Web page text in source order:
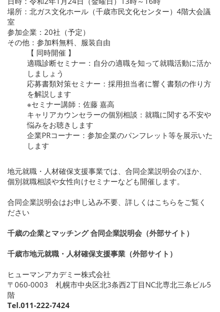
場所：北ガス文化ホール（千歳市民文化センター）4階大会議
室
参加企業：20社（予定）
その他：参加料無料、服装自由
【 同時開催 】
適職診断セミナー：自分の適職を知って就職活動に活か
しましょう
応募書類対策セミナー：採用担当者に響く書類の作り方
を解説します
※セミナー講師：佐藤 嘉高
キャリアカウンセラーの個別相談：就職に関する不安や
悩みをお聴きします
企業PRコーナー：参加企業のパンフレット等を展示いた
します
地元就職・人材確保支援事業では、合同企業説明会のほか、
個別就職相談や女性向けセミナーなども開催します。
合同企業説明会はお申し込み不要、詳しくはこちらをご覧く
ださい
千歳の企業とマッチング 合同企業説明会（外部サイト）
千歳市地元就職・人材確保支援事業（外部サイト）
ヒューマンアカデミー株式会社
〒060-0003 札幌市中央区北3条西2丁目NC北専北三条ビル5
階
Tel.011-222-7424